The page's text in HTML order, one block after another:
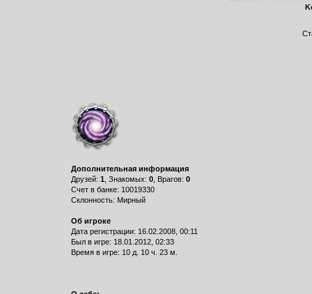
Дополнительная информация
Друзей: 1 , Знакомых: 0, Врагов: 0
Счет в банке: 10019330
Склонность: Мирный
Об игроке
Дата регистрации: 16.02.2008, 00:11
Был в игре: 18.01.2012, 02:33
Время в игре: 10 д. 10 ч. 23 м.